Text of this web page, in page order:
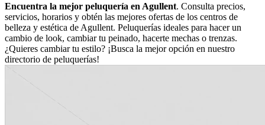
Encuentra la mejor peluquería en Agullent. Consulta precios,
servicios, horarios y obtén las mejores ofertas de los centros de
belleza y estética de Agullent. Peluquerías ideales para hacer un
cambio de look, cambiar tu peinado, hacerte mechas o trenzas.
¿Quieres cambiar tu estilo? ¡Busca la mejor opción en nuestro
directorio de peluquerías!